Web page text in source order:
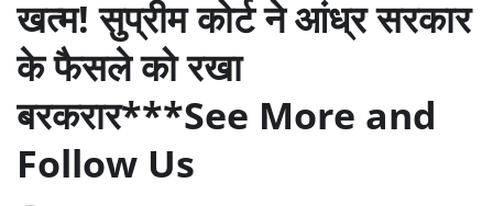
खत्म! सुप्रीम कोर्ट ने आंध्र सरकार
के फैसले को रखा
बरकरार***See More and
Follow Us